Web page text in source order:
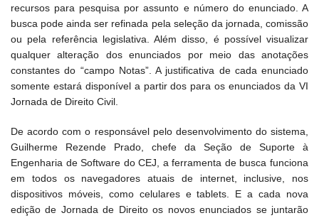
recursos para pesquisa por assunto e número do enunciado. A
busca pode ainda ser refinada pela seleção da jornada, comissão
ou pela referência legislativa. Além disso, é possível visualizar
qualquer alteração dos enunciados por meio das anotações
constantes do “campo Notas”. A justificativa de cada enunciado
somente estará disponível a partir dos para os enunciados da VI
Jornada de Direito Civil.
De acordo com o responsável pelo desenvolvimento do sistema,
Guilherme Rezende Prado, chefe da Seção de Suporte à
Engenharia de Software do CEJ, a ferramenta de busca funciona
em todos os navegadores atuais de internet, inclusive, nos
dispositivos móveis, como celulares e tablets. E a cada nova
edição de Jornada de Direito os novos enunciados se juntarão